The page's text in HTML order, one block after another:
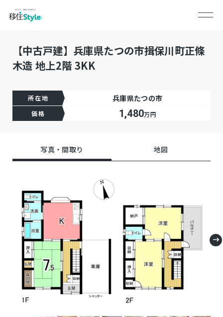
【中古戸建】兵庫県たつの市揖保川町正條
木造 地上2階 3KK
所在地 兵庫県たつの市
価格 1,480万円
写真・間取り 地図